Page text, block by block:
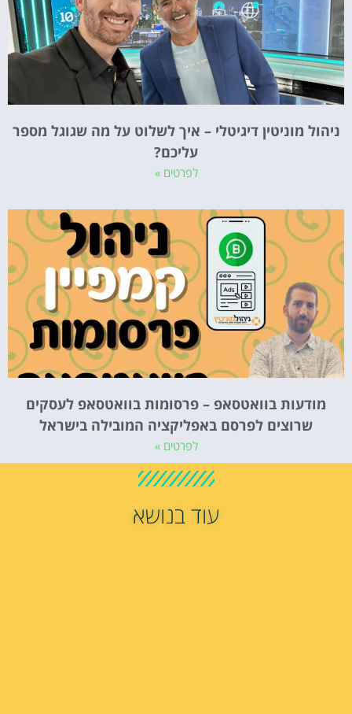
ניהול מוניטין דיגיטלי – איך לשלוט על מה שגוגל מספר
עליכם?
לפרטים »
מודעות בוואטסאפ – פרסומות בוואטסאפ לעסקים
שרוצים לפרסם באפליקציה המובילה בישראל
לפרטים »
עוד בנושא